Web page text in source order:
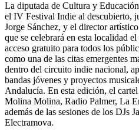
La diputada de Cultura y
el IV Festival Indie al descubierto,
Jorge Sánchez, y el director
que se celebrará en esta localidad
acceso gratuito para todos los
como una de las citas emergentes
dentro del circuito indie nacional,
bandas jóvenes y proyectos
Andalucía. En esta edición, el
Molina Molina, Radio Palmer, La
además de las sesiones de los DJs
Electramova.